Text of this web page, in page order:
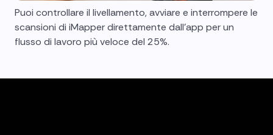
Puoi controllare il livellamento, avviare e interrompere le
scansioni di iMapper direttamente dall'app per un
flusso di lavoro più veloce del 25%.